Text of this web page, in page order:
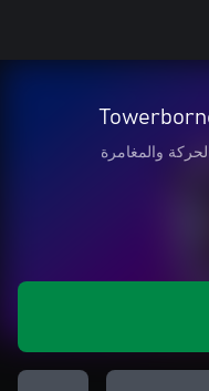
الحركة والمغامرة